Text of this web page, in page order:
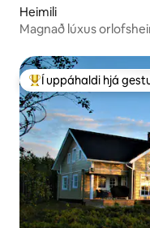
Heimili
Magnað lúxus
Í mestu uppáhaldi hjá
Í uppáhaldi hjá